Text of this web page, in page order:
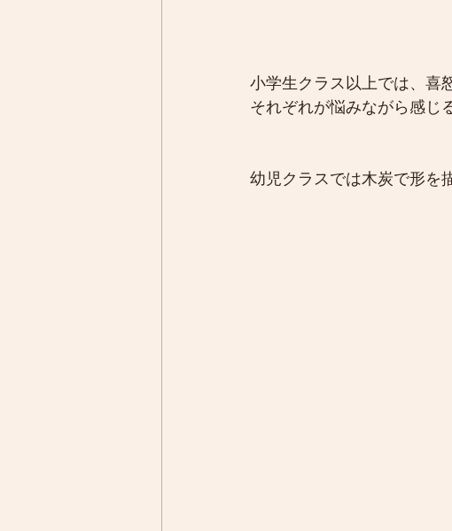
小学生クラス以上では、喜
それぞれが悩みながら感じ
幼児クラスでは木炭で形を